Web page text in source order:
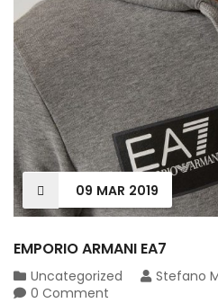
09 MAR 2019
EMPORIO ARMANI EA7
Uncategorized
Stefano
0 Comment